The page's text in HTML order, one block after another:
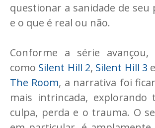
questionar a sanidade de seu
e o que é real ou não.
Conforme a série
como Silent Hill 2, Silent Hill 3 e
The Room, a narrativa foi
mais intrincada, explorando
culpa, perda e o trauma. O